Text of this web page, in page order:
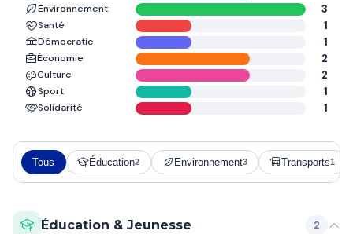
Environnement 3
Santé 1
Démocratie 1
Économie 2
Culture 2
Sport 1
Solidarité 1
Tous Éducation2 Environnement3 Transports1
Éducation & Jeunesse 2